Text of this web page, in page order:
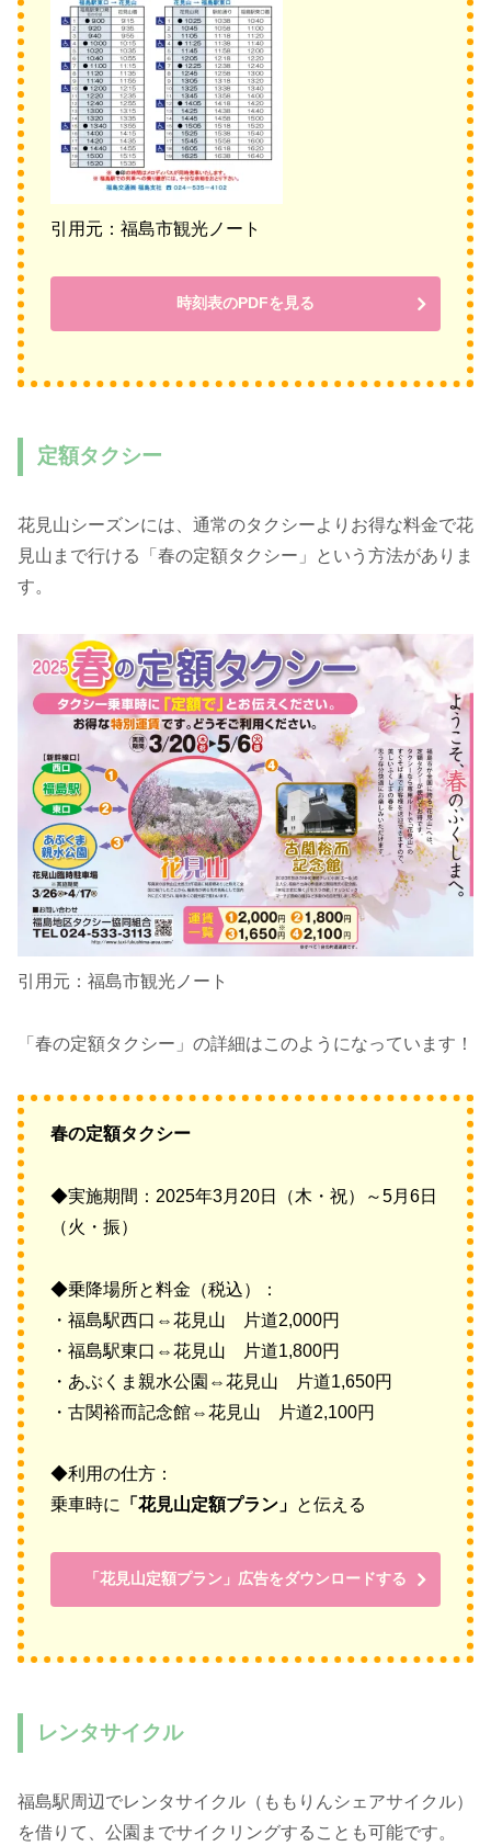
引用元：福島市観光ノート
時刻表のPDFを見る
定額タクシー
花見山シーズンには、通常のタクシーよりお得な料金で花
見山まで行ける「春の定額タクシー」という方法がありま
す。
引用元：福島市観光ノート
「春の定額タクシー」の詳細はこのようになっています！
春の定額タクシー
◆実施期間：2025年3月20日（木・祝）～5月6日
（火・振）
◆乗降場所と料金（税込）：
・福島駅西口⇔花見山 片道2,000円
・福島駅東口⇔花見山 片道1,800円
・あぶくま親水公園⇔花見山 片道1,650円
・古関裕而記念館⇔花見山 片道2,100円
◆利用の仕方：
乗車時に
「花見山定額プラン」 と伝える
「花見山定額プラン」広告をダウンロードする
レンタサイクル
福島駅周辺でレンタサイクル（ももりんシェアサイクル）
を借りて、公園までサイクリングすることも可能です。